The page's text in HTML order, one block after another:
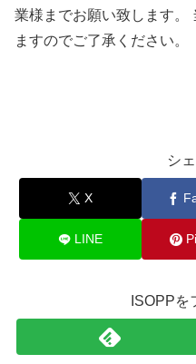
業様までお願い致します。
ますのでご了承ください。
シ
X
LINE
ISOPPを